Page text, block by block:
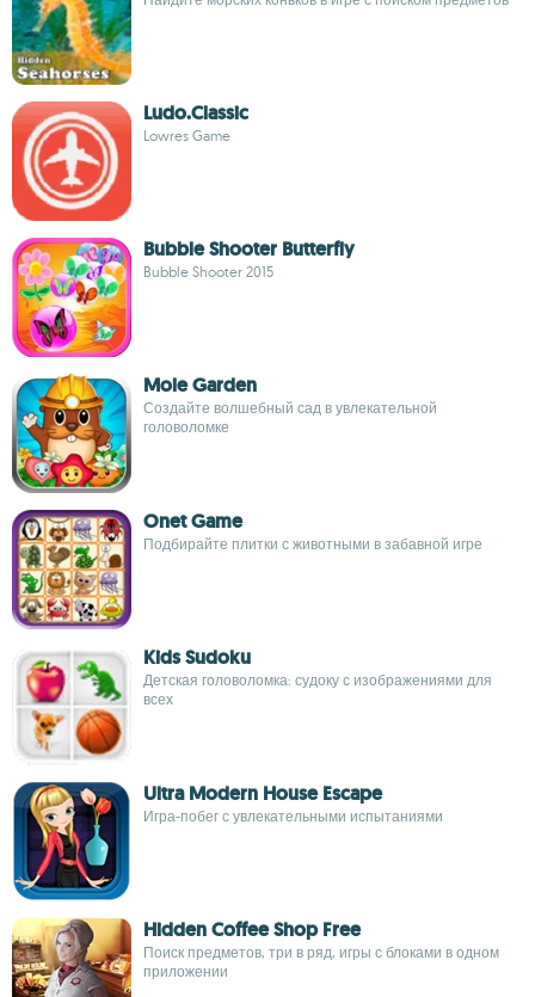
Ludo.Classic
Lowres Game
Bubble Shooter Butterfly
Bubble Shooter 2015
Mole Garden
Создайте волшебный сад в увлекательной
головоломке
Onet Game
Подбирайте плитки с животными в забавной игре
Kids Sudoku
Детская головоломка: судоку с изображениями для
всех
Ultra Modern House Escape
Игра-побег с увлекательными испытаниями
Hidden Coffee Shop Free
Поиск предметов, три в ряд, игры с блоками в одном
приложении